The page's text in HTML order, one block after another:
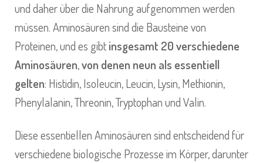
und daher über die Nahrung aufgenommen werden
müssen. Aminosäuren sind die Bausteine von
Proteinen, und es gibtinsgesamt 20 verschiedene
Aminosäuren,von denen neun als essentiell
gelten: Histidin, Isoleucin, Leucin, Lysin, Methionin,
Phenylalanin, Threonin, Tryptophan und Valin.
Diese essentiellen Aminosäuren sind entscheidend für
verschiedene biologische Prozesse im Körper, darunter